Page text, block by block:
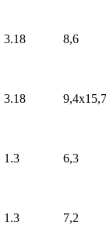
3.18 8,6
3.18 9,4х15,7
1.3 6,3
1.3 7,2